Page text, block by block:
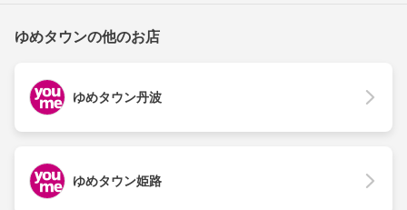
ゆめタウンの他のお店
ゆめタウン丹波
ゆめタウン姫路